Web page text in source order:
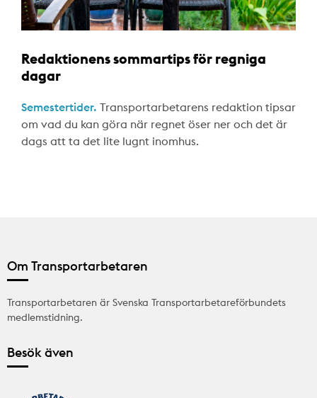
Redaktionens sommartips för regniga
dagar
Semestertider. Transportarbetarens redaktion tipsar
om vad du kan göra när regnet öser ner och det är
dags att ta det lite lugnt inomhus.
Om Transportarbetaren
Transportarbetaren är Svenska Transportarbetareförbundets
medlemstidning.
Besök även